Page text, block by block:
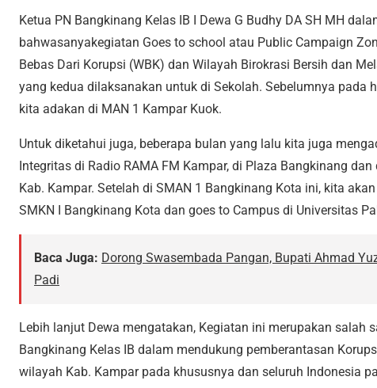
Ketua PN Bangkinang Kelas IB I Dewa G Budhy DA SH MH
bahwasanyakegiatan Goes to school atau Public Campaign
Bebas Dari Korupsi (WBK) dan Wilayah Birokrasi Bersih dan
yang kedua dilaksanakan untuk di Sekolah. Sebelumnya pada
kita adakan di MAN 1 Kampar Kuok.
Untuk diketahui juga, beberapa bulan yang lalu kita juga
Integritas di Radio RAMA FM Kampar, di Plaza Bangkinang
Kab. Kampar. Setelah di SMAN 1 Bangkinang Kota ini, kita
SMKN I Bangkinang Kota dan goes to Campus di Universitas
Baca Juga: Dorong Swasembada Pangan, Bupati Ahmad
Padi
Lebih lanjut Dewa mengatakan, Kegiatan ini merupakan salah
Bangkinang Kelas IB dalam mendukung pemberantasan
wilayah Kab. Kampar pada khususnya dan seluruh Indonesia